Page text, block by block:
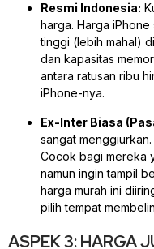
Resmi Indonesia:
harga. Harga
tinggi (lebih mahal)
dan kapasitas
antara ratusan ribu
iPhone-nya.
Ex-Inter Biasa
sangat
Cocok bagi mereka
namun ingin tampil
harga murah ini
pilih tempat
ASPEK 3: HARGA